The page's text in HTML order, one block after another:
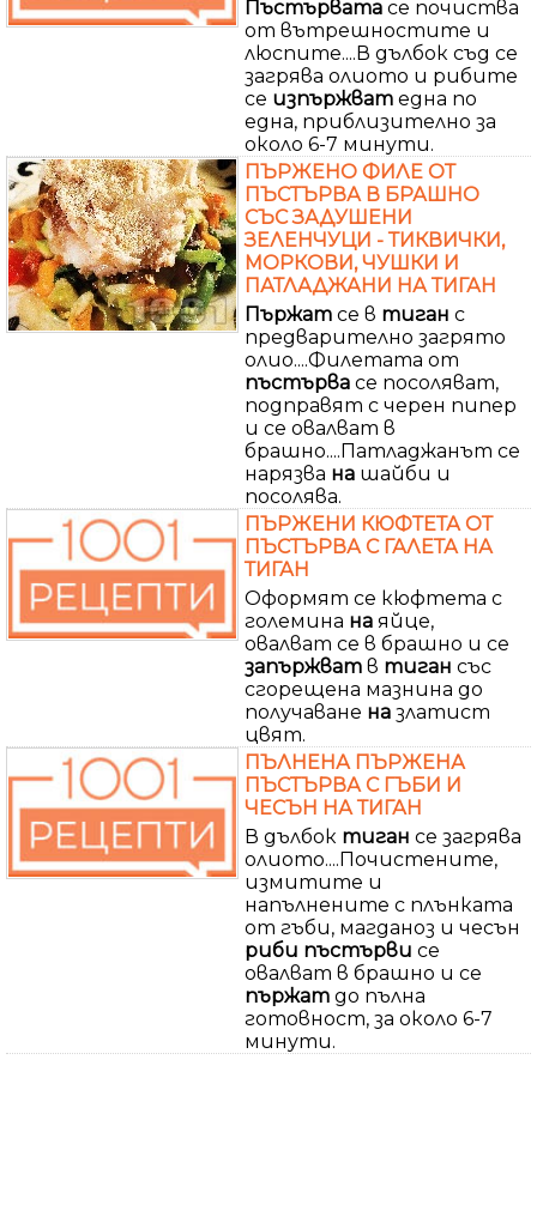
Пъстървата се почиства
от вътрешностите и
люспите....В дълбок съд се
загрява олиото и рибите
се изпържват една по
една, приблизително за
около 6-7 минути.
ПЪРЖЕНО ФИЛЕ ОТ
ПЪСТЪРВА В БРАШНО
СЪС ЗАДУШЕНИ
ЗЕЛЕНЧУЦИ - ТИКВИЧКИ,
МОРКОВИ, ЧУШКИ И
ПАТЛАДЖАНИ НА ТИГАН
Пържат се в тиган с
предварително загрято
олио....Филетата от
пъстърва се посоляват,
подправят с черен пипер
и се овалват в
брашно....Патладжанът се
нарязва на шайби и
посолява.
ПЪРЖЕНИ КЮФТЕТА ОТ
ПЪСТЪРВА С ГАЛЕТА НА
ТИГАН
Оформят се кюфтета с
големина на яйце,
овалват се в брашно и се
запържват в тиган със
сгорещена мазнина до
получаване на златист
цвят.
ПЪЛНЕНА ПЪРЖЕНА
ПЪСТЪРВА С ГЪБИ И
ЧЕСЪН НА ТИГАН
В дълбок тиган се загрява
олиото....Почистените,
измитите и
напълнените с плънката
от гъби, магданоз и чесън
риби пъстърви се
овалват в брашно и се
пържат до пълна
готовност, за около 6-7
минути.